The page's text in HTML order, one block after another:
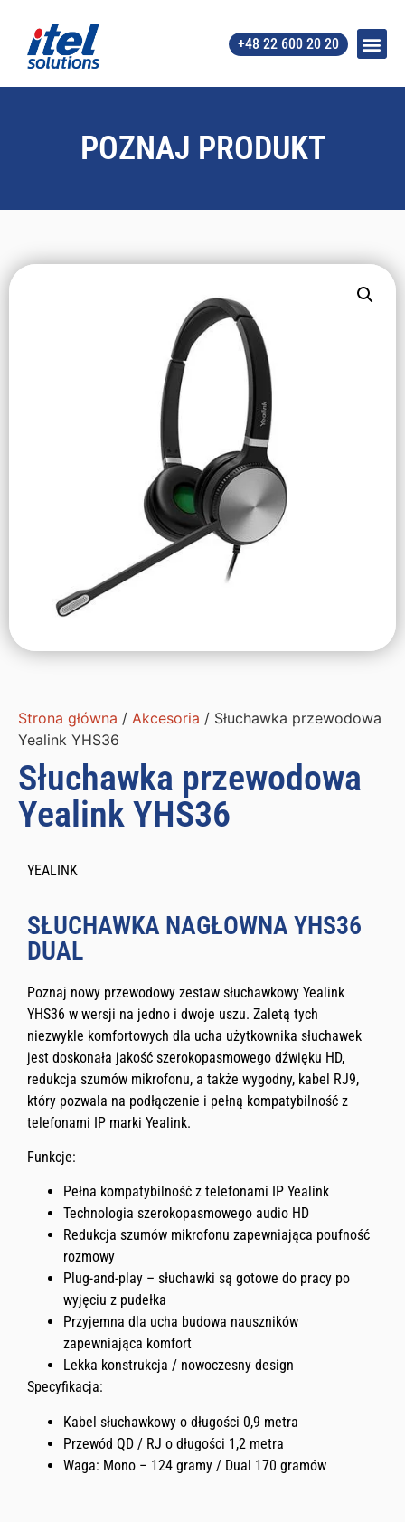
+48 22 600 20 20
POZNAJ PRODUKT
Strona główna / Akcesoria / Słuchawka przewodowa
Yealink YHS36
Słuchawka przewodowa
Yealink YHS36
YEALINK
SŁUCHAWKA NAGŁOWNA YHS36
DUAL
Poznaj nowy przewodowy zestaw słuchawkowy Yealink
YHS36 w wersji na jedno i dwoje uszu. Zaletą tych
niezwykle komfortowych dla ucha użytkownika słuchawek
jest doskonała jakość szerokopasmowego dźwięku HD,
redukcja szumów mikrofonu, a także wygodny, kabel RJ9,
który pozwala na podłączenie i pełną kompatybilność z
telefonami IP marki Yealink.
Funkcje:
Pełna kompatybilność z telefonami IP Yealink
Technologia szerokopasmowego audio HD
Redukcja szumów mikrofonu zapewniająca poufność
rozmowy
Plug-and-play – słuchawki są gotowe do pracy po
wyjęciu z pudełka
Przyjemna dla ucha budowa nauszników
zapewniająca komfort
Lekka konstrukcja / nowoczesny design
Specyfikacja:
Kabel słuchawkowy o długości 0,9 metra
Przewód QD / RJ o długości 1,2 metra
Waga: Mono – 124 gramy / Dual 170 gramów